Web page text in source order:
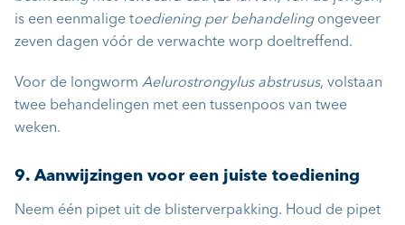
is een eenmalige toediening per behandeling ongeveer
zeven dagen vóór de verwachte worp doeltreffend.
Voor de longworm Aelurostrongylus abstrusus, volstaan
twee behandelingen met een tussenpoos van twee
weken.
9. Aanwijzingen voor een juiste toediening
Neem één pipet uit de blisterverpakking. Houd de pipet